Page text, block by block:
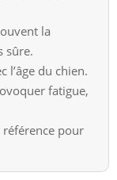
la
sûre.
l’âge du chien.
fatigue,
pour